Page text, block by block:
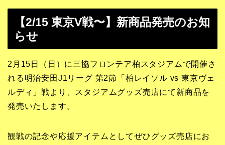
【2/15 東京V戦〜】新商品発売のお知
らせ
2月15日（日）に三協フロンテア柏スタジアムで開催さ
れる明治安田J1リーグ 第2節「柏レイソル vs 東京ヴェ
ルディ」戦より、スタジアムグッズ売店にて新商品を
発売いたします。
観戦の記念や応援アイテムとしてぜひグッズ売店にお